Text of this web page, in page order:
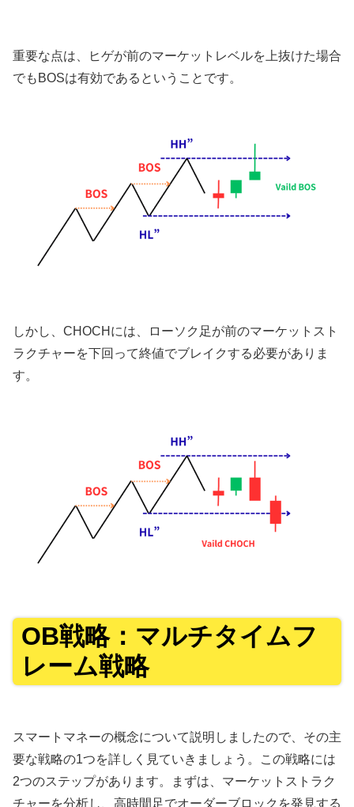
重要な点は、ヒゲが前のマーケットレベルを上抜けた場合
でもBOSは有効であるということです。
しかし、CHOCHには、ローソク足が前のマーケットスト
ラクチャーを下回って終値でブレイクする必要がありま
す。
OB戦略：マルチタイムフ
レーム戦略
スマートマネーの概念について説明しましたので、その主
要な戦略の1つを詳しく見ていきましょう。この戦略には
2つのステップがあります。まずは、マーケットストラク
チャーを分析し、高時間足でオーダーブロックを発見する